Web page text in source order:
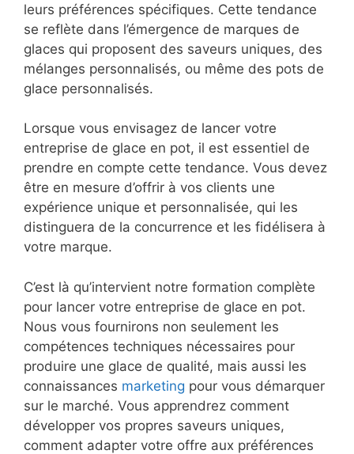
leurs préférences spécifiques. Cette tendance
se reflète dans l’émergence de marques de
glaces qui proposent des saveurs uniques, des
mélanges personnalisés, ou même des pots de
glace personnalisés.
Lorsque vous envisagez de lancer votre
entreprise de glace en pot, il est essentiel de
prendre en compte cette tendance. Vous devez
être en mesure d’offrir à vos clients une
expérience unique et personnalisée, qui les
distinguera de la concurrence et les fidélisera à
votre marque.
C’est là qu’intervient notre formation complète
pour lancer votre entreprise de glace en pot.
Nous vous fournirons non seulement les
compétences techniques nécessaires pour
produire une glace de qualité, mais aussi les
connaissances marketing pour vous démarquer
sur le marché. Vous apprendrez comment
développer vos propres saveurs uniques,
comment adapter votre offre aux préférences